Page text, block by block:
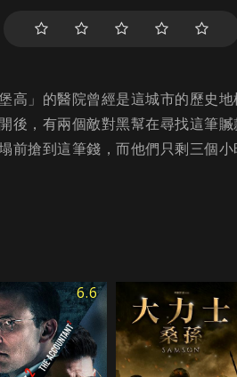
高」的醫院曾經是這城市的歷史
後，有兩個敵對黑幫在尋找這筆
前搶到這筆錢，而他們只剩三個
6.6